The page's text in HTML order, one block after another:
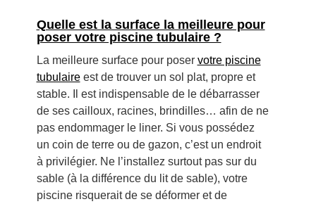
Quelle est la surface la meilleure pour
poser votre piscine tubulaire ?
La meilleure surface pour poser votre piscine
tubulaireest de trouver un sol plat, propre et
stable. Il est indispensable de le débarrasser
de ses cailloux, racines, brindilles… afin de ne
pas endommager le liner. Si vous possédez
un coin de terre ou de gazon, c’est un endroit
à privilégier. Ne l’installez surtout pas sur du
sable (à la différence du lit de sable), votre
piscine risquerait de se déformer et de